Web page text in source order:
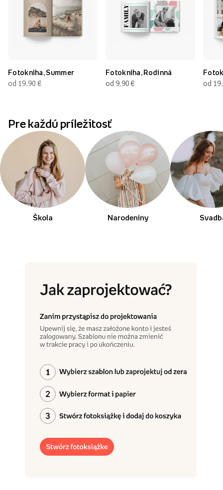
Fotokniha, Summer
od 19,90 €
Fotokniha, Rodinná
od 9,90 €
od
Pre každú príležitosť
Škola Narodeniny